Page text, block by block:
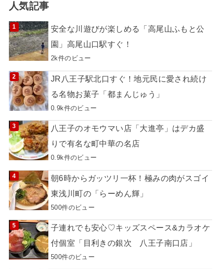
人気記事
安全な川遊びが楽しめる「高尾山ふもと公
園」高尾山口駅すぐ！
2k件のビュー
JR八王子駅北口すぐ！地元民に愛され続け
る名物お菓子「都まんじゅう」
0.9k件のビュー
八王子のオモウマい店「大進亭」はデカ盛
りで有名な町中華の名店
0.9k件のビュー
朝6時からガッツリ一杯！極みの肉がスゴイ
東浅川町の「らーめん輝」
500件のビュー
子連れでも安心♡キッズスペース&カラオケ
付個室「目利きの銀次 八王子南口店」
500件のビュー